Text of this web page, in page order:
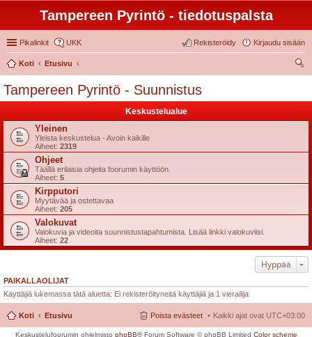
Tampereen Pyrintö - tiedotuspalsta
Pikalinkit UKK Kirjaudu sisään
Rekisteröidy
Koti
Etusivu
Tampereen Pyrintö - Suunnistus
Keskustelualue
Yleinen
Yleista keskustelua - Avoin kaikille
Aiheet: 2319
Ohjeet
Täällä erilaisia ohjeita foorumin käyttöön.
Aiheet: 5
Kirpputori
Myytävää ja ostettavaa
Aiheet: 205
Valokuvat
Valokuvia ja videoita suunnistustapahtumista. Lisää linkki valokuviisi.
Aiheet: 22
Hyppää
PAIKALLAOLIJAT
Käyttäjiä lukemassa tätä aluetta: Ei rekisteröityneitä käyttäjiä ja 1 vierailija
Koti Etusivu Kaikki ajat ovat UTC+03:00
Poista evästeet
Keskustelufoorumin ohjelmisto phpBB® Forum Software © phpBB Limited Color scheme